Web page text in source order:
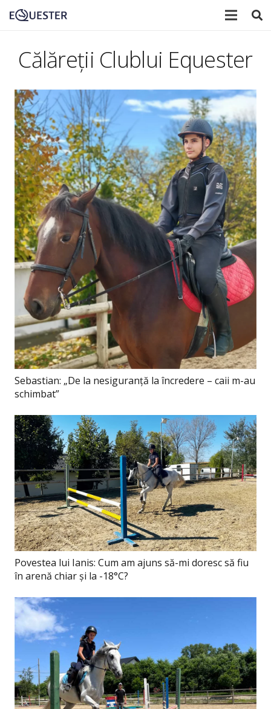
Călăreții Clublui Equester
Sebastian: „De la nesiguranță la încredere – caii m-au
schimbat”
Povestea lui Ianis: Cum am ajuns să-mi doresc să fiu
în arenă chiar și la -18°C?